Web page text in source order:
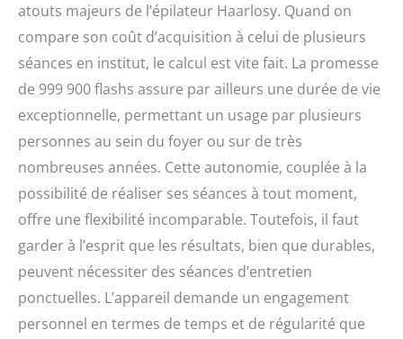
atouts majeurs de l’épilateur Haarlosy. Quand on
compare son coût d’acquisition à celui de plusieurs
séances en institut, le calcul est vite fait. La promesse
de 999 900 flashs assure par ailleurs une durée de vie
exceptionnelle, permettant un usage par plusieurs
personnes au sein du foyer ou sur de très
nombreuses années. Cette autonomie, couplée à la
possibilité de réaliser ses séances à tout moment,
offre une flexibilité incomparable. Toutefois, il faut
garder à l’esprit que les résultats, bien que durables,
peuvent nécessiter des séances d’entretien
ponctuelles. L’appareil demande un engagement
personnel en termes de temps et de régularité que